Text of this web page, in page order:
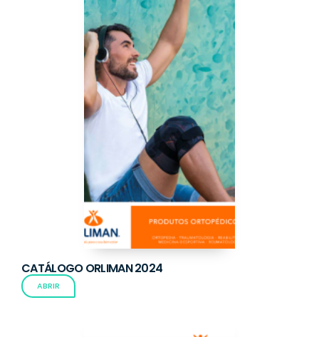
CATÁLOGO ORLIMAN 2024
ABRIR